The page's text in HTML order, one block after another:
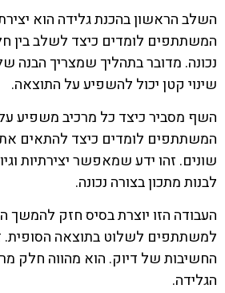
השלב הראשון בהכנת גלידה הוא
המשתתפים לומדים כיצד לשלב בין
נכונה. מדובר בתהליך שמצריך הבנה
שינוי קטן יכול להשפיע על התוצאה.
השף מסביר כיצד כל מרכיב משפיע
המשתתפים לומדים כיצד להתאים
שונים. זהו ידע שמאפשר יצירתיות
לבנות מתכון בצורה נכונה.
העבודה הזו יוצרת בסיס חזק
למשתתפים לשלוט בתוצאה
החשיבות של דיוק. הוא מהווה חלק
הגלידה.